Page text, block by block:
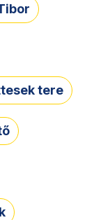
tere